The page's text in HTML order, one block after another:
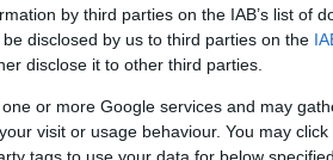
by third parties on the IAB’s list of
disclosed by us to third parties on the
disclose it to other third parties.
or more Google services and may
visit or usage behaviour. You may
tags to use your data for below
együtt, kiemelt figyelmet
Folyamatosan nyomon
pályázatok elkészítéséhez, illetve
is a fenntartó tájékoztatta őket. A